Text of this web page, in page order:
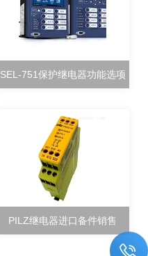
SEL-751保护继电器功能选项
PILZ继电器进口备件销售